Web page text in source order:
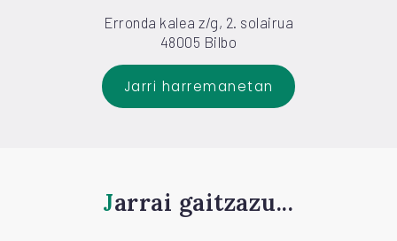
Erronda kalea z/g, 2. solairua
48005 Bilbo
Jarri harremanetan
Jarrai gaitzazu...